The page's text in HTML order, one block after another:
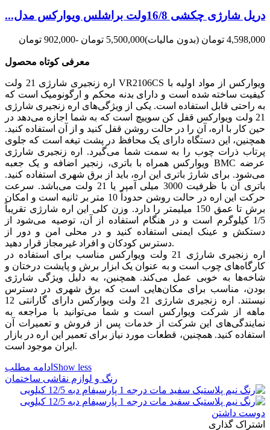
دریل شارژی چکشی 16/8ولت براشلس ویوارکس مدل...
4,598,000 تومان (بدون مالیات)5,500,000 تومان -902,000 تومان
معرفی کوتاه محصول
اره زنجیری شارژی 21 ولت VR2106CS ویوارکس از مواد اولیه با
کیفیت ساخته شده است و دارای بدنه محکم و ارگونومیک است که
به راحتی قابل استفاده است. یکی از ویژگی‌های اره زنجیری شارژی
21 ولت ویوارکس قفل کن سوییچ است که به شما اجازه می‌دهد در
حین کار با اره، آن را در حالت روشن قفل کنید و از آن استفاده کنید.
همچنین، این دستگاه دارای یک محافظ در پشت تیغه است که جلوی
پرتاب ذرات چوب را به سمت شما می‌گیرد. اره زنجیری شارژی
ویوارکس همراه با باتری، زنجیر اضافه و یک جعبه BMC عرضه
می‌شود. برای شارژ باتری این اره، باید از برق شهری استفاده کنید.
باتری آن با ظرفیت 3000 میلی آمپر یا 21 ولت می‌باشد. سرعت
حرکت این اره در حالت روشن حدوداً 10 متر بر ثانیه است و امکان
برش تا عمق 150 میلیمتر را دارد. وزن کلی این اره شارژی تقریباً
1/5 کیلوگرم است و در هنگام استفاده از آن، توصیه می‌شود از
دستکش و عینک ایمنی استفاده کنید و در محلی امن و دور از
دسترس کودکان و افراد غیرمجاز قرار دهید.
اره زنجیری شارژی 21 ولت ویوارکس مناسب برای استفاده در
کارگاه‌های چوب است و به عنوان یک ابزار برش و پایشت درختان و
شاخه‌ها به خوبی عمل می‌کند. همچنین، به دلیل ویژگی شارژی
بودن، مناسب برای مکان‌هایی است که برق شهری در دسترس
نیستند. اره زنجیری شارژی 21 ولت ویوارکس دارای گارانتی 12
ماهه از شرکت ویوارکس است و شما می‌توانید با مراجعه به
نمایندگی‌های این شرکت از خدمات پس از فروش و تعمیرات آن
استفاده کنید. همچنین، قطعات مورد نیاز برای تعمیر این اره در بازار
ایران موجود است.
ادامه مطلب Show less
رنگ و لوازم نقاشی ساختمان
دوست داشتن
اشتراک گذاری